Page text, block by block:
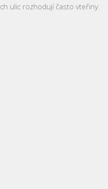
ulic rozhodují často vteřiny.